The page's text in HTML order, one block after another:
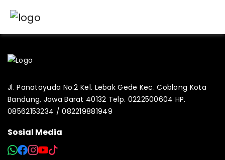
Jl. Panatayuda No.2 Kel. Lebak Gede Kec. Coblong Kota
Bandung, Jawa Barat 40132 Telp. 0222500604 HP.
08562153234 / 082219881949
Sosial Media